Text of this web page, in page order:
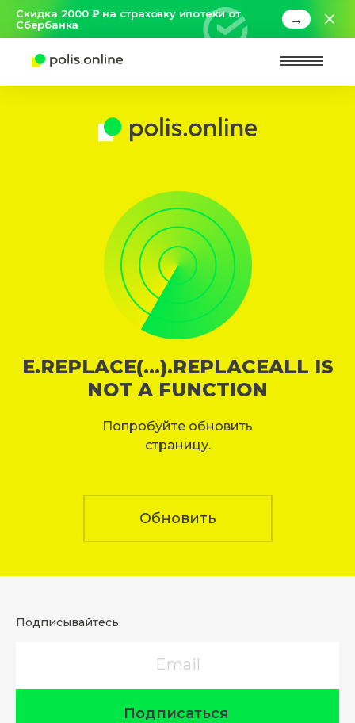
Скидка 2000 ₽ на страховку ипотеки от
Сбербанка
→
E.REPLACE(...).REPLACEALL IS
NOT A FUNCTION
Попробуйте обновить
страницу.
Обновить
Подписывайтесь
Подписаться